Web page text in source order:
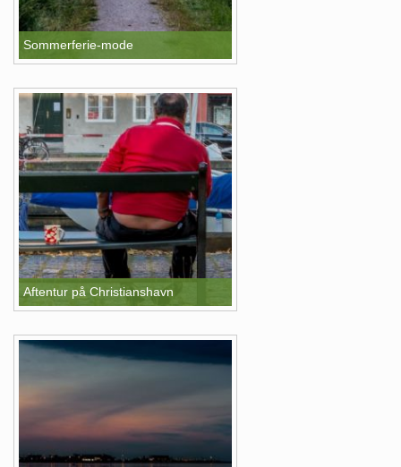
Sommerferie-mode
Aftentur på Christianshavn